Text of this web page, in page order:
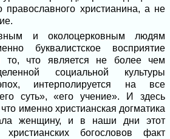
православного христианина, а не
и околоцерковным людям
буквалистское восприятие
то, что является не более чем
социальной культуры
интерполируется на все
суть», «его учение». И здесь
именно христианская догматика
женщину, и в наши дни этот
богословов факт